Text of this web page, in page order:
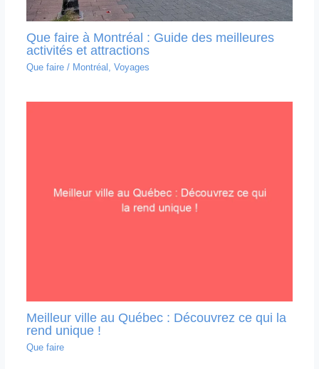
Que faire à Montréal : Guide des meilleures
activités et attractions
Que faire/ Montréal , Voyages
Meilleur ville au Québec : Découvrez ce qui la
rend unique !
Que faire